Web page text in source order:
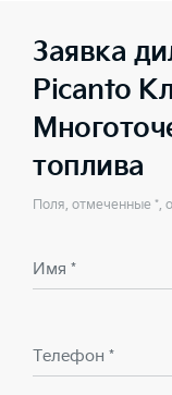
Заявка
Picanto
топлива
Поля, отмеченные *,
Имя *
Телефон *